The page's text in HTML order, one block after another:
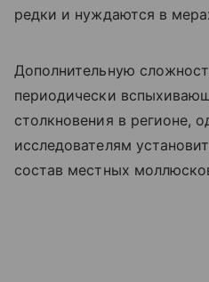
редки и нуждаются в
Дополнительную
периодически
столкновения в регионе,
исследователям
состав местных